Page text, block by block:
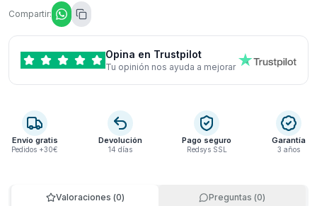
Compartir:
Opina en Trustpilot
Tu opinión nos ayuda a mejorar
Envío gratis
Pedidos +30€
Devolución
14 días
Pago seguro
Redsys SSL
Garantía
3 años
Valoraciones (0) Preguntas (0)